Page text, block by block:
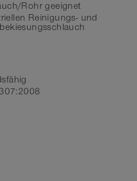
Rohr geeignet
Reinigungs- und